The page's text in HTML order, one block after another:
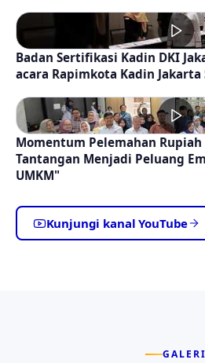
Badan Sertifikasi Kadin DKI
acara Rapimkota Kadin Jakarta
Momentum Pelemahan
Tantangan Menjadi Peluang
UMKM"
Kunjungi kanal YouTube
GALERI